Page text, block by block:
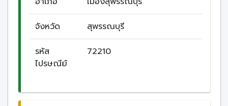
จังหวัด สุพรรณบุรี
รหัส
ไปรษณีย์
72210